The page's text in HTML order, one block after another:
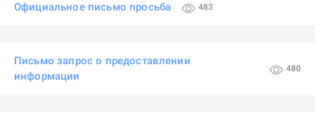
Официальное письмо просьба 483
Письмо запрос о предоставлении
информации
480